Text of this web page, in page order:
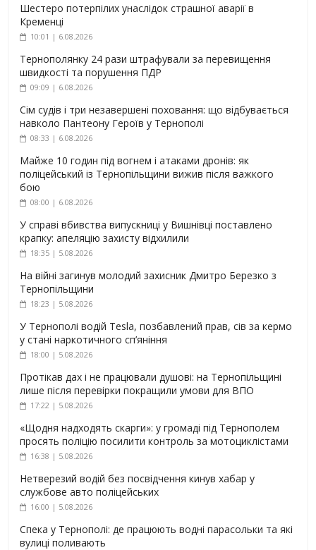
Шестеро потерпілих унаслідок страшної аварії в
Кременці
10:01 | 6.08.2026
Тернополянку 24 рази штрафували за перевищення
швидкості та порушення ПДР
09:09 | 6.08.2026
Сім судів і три незавершені поховання: що відбувається
навколо Пантеону Героїв у Тернополі
08:33 | 6.08.2026
Майже 10 годин під вогнем і атаками дронів: як
поліцейський із Тернопільщини вижив після важкого
бою
08:00 | 6.08.2026
У справі вбивства випускниці у Вишнівці поставлено
крапку: апеляцію захисту відхилили
18:35 | 5.08.2026
На війні загинув молодий захисник Дмитро Березко з
Тернопільщини
18:23 | 5.08.2026
У Тернополі водій Tesla, позбавлений прав, сів за кермо
у стані наркотичного сп’яніння
18:00 | 5.08.2026
Протікав дах і не працювали душові: на Тернопільщині
лише після перевірки покращили умови для ВПО
17:22 | 5.08.2026
«Щодня надходять скарги»: у громаді під Тернополем
просять поліцію посилити контроль за мотоциклістами
16:38 | 5.08.2026
Нетверезий водій без посвідчення кинув хабар у
службове авто поліцейських
16:00 | 5.08.2026
Спека у Тернополі: де працюють водні парасольки та які
вулиці поливають